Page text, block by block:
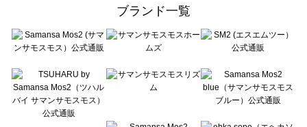
Te chichi（テチチ）の一覧
Te chichi CLASSIC（テチチ クラシック）の一覧
Lugnoncure（ルノンキュール）の一覧
BETTY'S BLUE（べティーズブルー）の一覧
Wpc.（ワールドパーティー）の一覧
ブランド一覧